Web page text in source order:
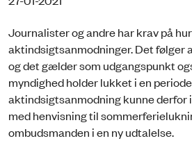
Journalister og andre har krav på
aktindsigtsanmodninger. Det følger
og det gælder som udgangspunkt
myndighed holder lukket i en
aktindsigtsanmodning kunne
med henvisning til
ombudsmanden i en ny udtalelse.